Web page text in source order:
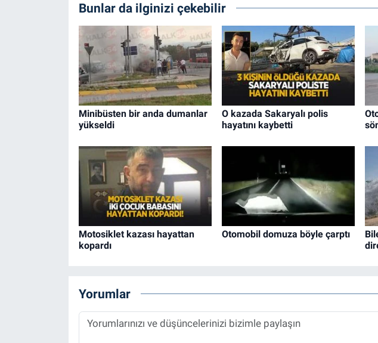
Bunlar da ilginizi çekebilir
Minibüsten bir anda dumanlar
yükseldi
O kazada Sakaryalı polis
hayatını kaybetti
Motosiklet kazası hayattan
kopardı
Otomobil domuza böyle çarptı
Yorumlar